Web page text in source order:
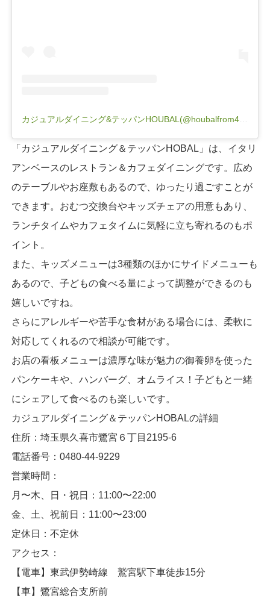
カジュアルダイニング&テッパンHOUBAL(@houbalfrom4u)がシェアした投稿
「カジュアルダイニング＆テッパンHOBAL」は、イタリ
アンベースのレストラン＆カフェダイニングです。広め
のテーブルやお座敷もあるので、ゆったり過ごすことが
できます。おむつ交換台やキッズチェアの用意もあり、
ランチタイムやカフェタイムに気軽に立ち寄れるのもポ
イント。
また、キッズメニューは3種類のほかにサイドメニューも
あるので、子どもの食べる量によって調整ができるのも
嬉しいですね。
さらにアレルギーや苦手な食材がある場合には、柔軟に
対応してくれるので相談が可能です。
お店の看板メニューは濃厚な味が魅力の御養卵を使った
パンケーキや、ハンバーグ、オムライス！子どもと一緒
にシェアして食べるのも楽しいです。
カジュアルダイニング＆テッパンHOBALの詳細
住所：埼玉県久喜市鷺宮６丁目2195-6
電話番号：0480-44-9229
営業時間：
月〜木、日・祝日：11:00〜22:00
金、土、祝前日：11:00〜23:00
定休日：不定休
アクセス：
【電車】東武伊勢崎線 鷲宮駅下車徒歩15分
【車】鷺宮総合支所前